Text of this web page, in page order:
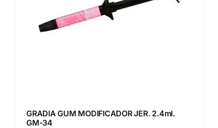
GRADIA GUM MODIFICADOR JER. 2.4ml.
GM-34